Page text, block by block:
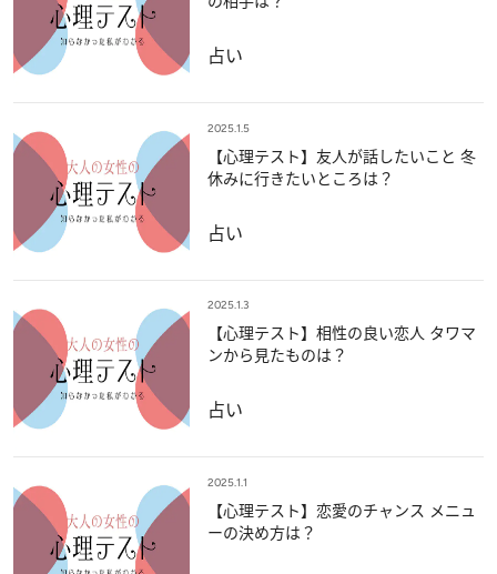
占い
2025.1.5
【心理テスト】友人が話したいこと 冬
休みに行きたいところは？
占い
2025.1.3
【心理テスト】相性の良い恋人 タワマ
ンから見たものは？
占い
2025.1.1
【心理テスト】恋愛のチャンス メニュ
ーの決め方は？